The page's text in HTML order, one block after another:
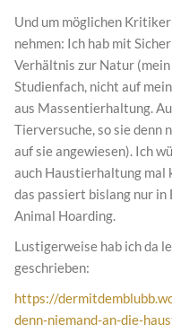
Und um möglichen
nehmen: Ich hab mit
Verhältnis zur Natur
Studienfach, nicht auf
aus Massentierhaltung.
Tierversuche, so sie denn
auf sie angewiesen). Ich
auch Haustierhaltung
das passiert bislang nur
Animal Hoarding.
Lustigerweise hab ich da
geschrieben:
https://
denn-niemand-an-die-